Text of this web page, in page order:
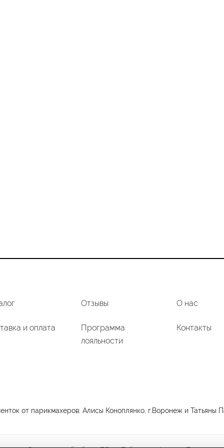
Отзывы О нас
и оплата
Программа
лояльности
Контакты
от парикмахеров: Алисы Коноплянко, г.Воронеж и Татьяны